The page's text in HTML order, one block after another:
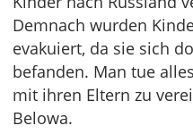
Demnach wurden
evakuiert, da sie sich
befanden. Man tue
mit ihren Eltern zu
Belowa.